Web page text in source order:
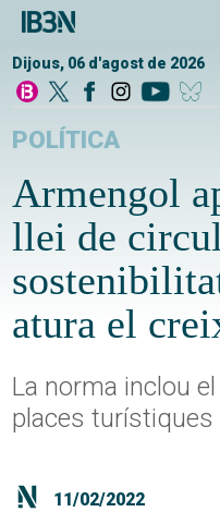
Dijous, 06 d'agost de 2026
POLÍTICA
Armengol
llei de
atura el
La norma inclou
places turístiques
11/02/2022